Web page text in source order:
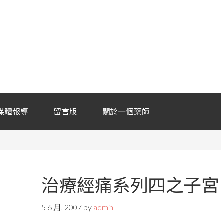
體報導 留言版 關於一個藥師
治療經痛系列四之子
5 6 月, 2007 by admin